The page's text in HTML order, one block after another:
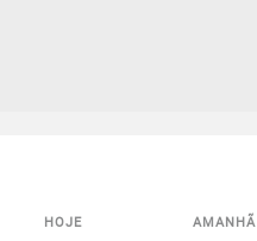
HOJE AMANHÃ